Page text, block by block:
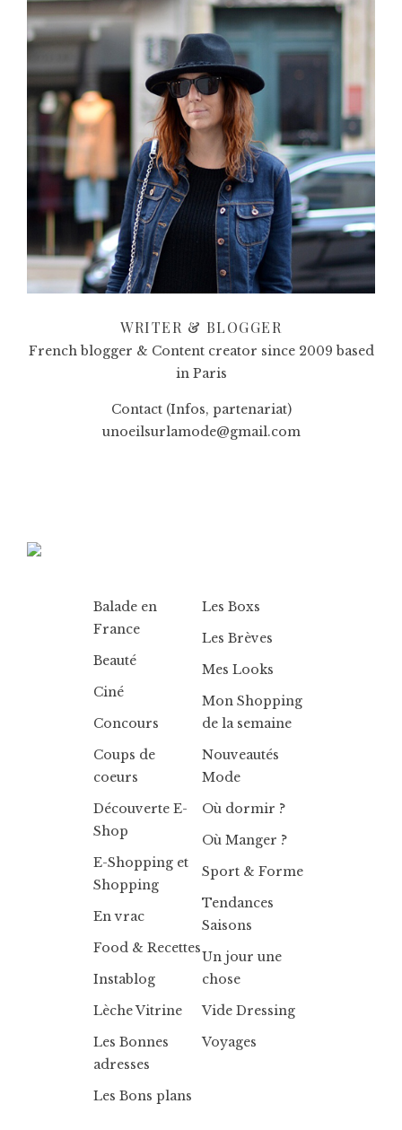
WRITER & BLOGGER
French blogger & Content creator since 2009 based
in Paris
Contact (Infos, partenariat)
unoeilsurlamode@gmail.com
Balade en
France
Beauté
Ciné
Concours
Coups de
coeurs
Découverte E-
Shop
E-Shopping et
Shopping
En vrac
Food & Recettes
Instablog
Lèche Vitrine
Les Bonnes
adresses
Les Bons plans
Les Boxs
Les Brèves
Mes Looks
Mon Shopping
de la semaine
Nouveautés
Mode
Où dormir ?
Où Manger ?
Sport & Forme
Tendances
Saisons
Un jour une
chose
Vide Dressing
Voyages